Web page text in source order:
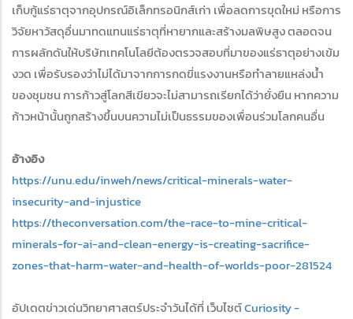
เก็บกู้แร่ธาตุจากอุปกรณ์อิเล็กทรอนิกส์เก่า เพื่อลดการขุดใหม่ หรือการ
วิจัยหาวัสดุอื่นมาทดแทนแร่ธาตุที่หายากและสร้างมลพิษสูง ตลอดจน
การผลักดันให้บริษัทเทคโนโลยีต้องตรวจสอบที่มาของแร่ธาตุอย่างเข้ม
งวด เพื่อรับรองว่าไม่ได้มาจากการกดขี่แรงงานหรือทำลายแหล่งน้ำ
ของชุมชน การก้าวสู่โลกสีเขียวจะไม่สามารถเรียกได้ว่ายั่งยืน หากความ
ก้าวหน้านั้นถูกสร้างขึ้นบนความไม่เป็นธรรมของเพื่อนร่วมโลกคนอื่น
อ้างอิง
https://unu.edu/inweh/news/critical-minerals-water-
insecurity-and-injustice
https://theconversation.com/the-race-to-mine-critical-
minerals-for-ai-and-clean-energy-is-creating-sacrifice-
zones-that-harm-water-and-health-of-worlds-poor-281524
อัปเดตข่าวเด่นวิทยาศาสตร์ประจำวันได้ที่ เว็บไซต์Curiosity -